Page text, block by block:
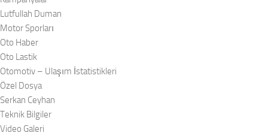
Lutfullah Duman
Motor Sporları
Oto Haber
Oto Lastik
Otomotiv – Ulaşım İstatistikleri
Özel Dosya
Serkan Ceyhan
Teknik Bilgiler
Video Galeri